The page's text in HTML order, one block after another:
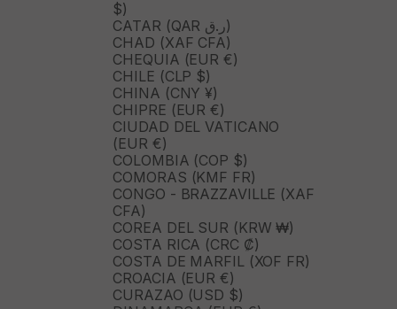
$)
CATAR (QAR ر.ق)
CHAD (XAF CFA)
CHEQUIA (EUR €)
CHILE (CLP $)
CHINA (CNY ¥)
CHIPRE (EUR €)
CIUDAD DEL VATICANO
(EUR €)
COLOMBIA (COP $)
COMORAS (KMF FR)
CONGO - BRAZZAVILLE (XAF
CFA)
COREA DEL SUR (KRW ₩)
COSTA RICA (CRC ₡)
COSTA DE MARFIL (XOF FR)
CROACIA (EUR €)
CURAZAO (USD $)